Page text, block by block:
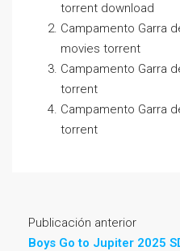
torrent download
Campamento Garra
movies torrent
Campamento Garra
torrent
Campamento Garra
torrent
Publicación anterior
Boys Go to Jupiter 2025